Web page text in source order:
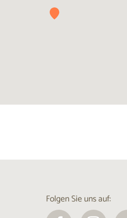
Folgen Sie uns auf: